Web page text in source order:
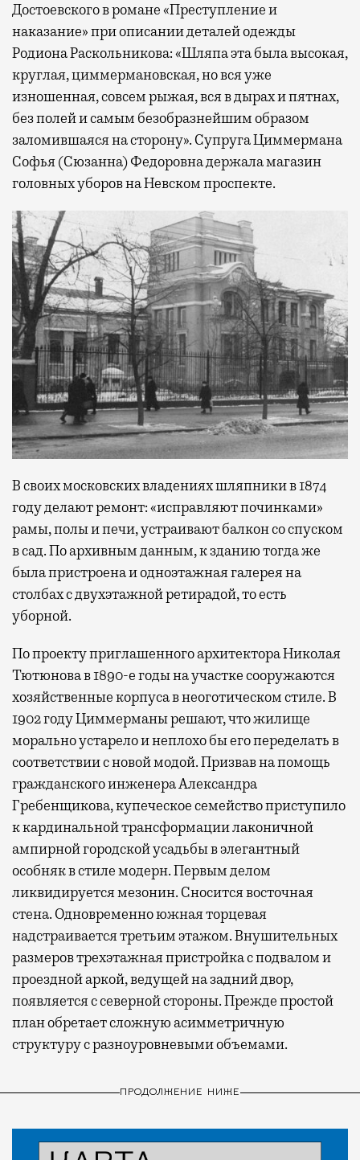
Достоевского в романе «Преступление и
наказание» при описании деталей одежды
Родиона Раскольникова: «Шляпа эта была высокая,
круглая, циммермановская, но вся уже
изношенная, совсем рыжая, вся в дырах и пятнах,
без полей и самым безобразнейшим образом
заломившаяся на сторону». Супруга Циммермана
Софья (Сюзанна) Федоровна держала магазин
головных уборов на Невском проспекте.
В своих московских владениях шляпники в 1874
году делают ремонт: «исправляют починками»
рамы, полы и печи, устраивают балкон со спуском
в сад. По архивным данным, к зданию тогда же
была пристроена и одноэтажная галерея на
столбах с двухэтажной ретирадой, то есть
уборной.
По проекту приглашенного архитектора Николая
Тютюнова в 1890-е годы на участке сооружаются
хозяйственные корпуса в неоготическом стиле. В
1902 году Циммерманы решают, что жилище
морально устарело и неплохо бы его переделать в
соответствии с новой модой. Призвав на помощь
гражданского инженера Александра
Гребенщикова, купеческое семейство приступило
к кардинальной трансформации лаконичной
ампирной городской усадьбы в элегантный
особняк в стиле модерн. Первым делом
ликвидируется мезонин. Сносится восточная
стена. Одновременно южная торцевая
надстраивается третьим этажом. Внушительных
размеров трехэтажная пристройка с подвалом и
проездной аркой, ведущей на задний двор,
появляется с северной стороны. Прежде простой
план обретает сложную асимметричную
структуру с разноуровневыми объемами.
ПРОДОЛЖЕНИЕ НИЖЕ